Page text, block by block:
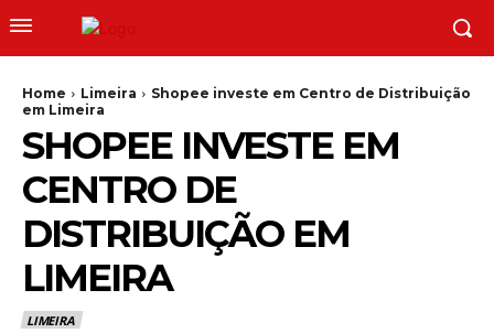
Home Limeira
Shopee investe em Centro de Distribuição
em Limeira
SHOPEE INVESTE EM
CENTRO DE
DISTRIBUIÇÃO EM
LIMEIRA
LIMEIRA